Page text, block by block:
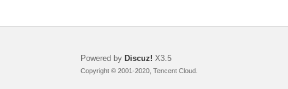
Powered by Discuz! X3.5
Copyright © 2001-2020, Tencent Cloud.